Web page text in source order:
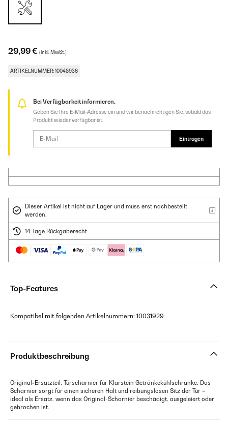
29,99 € (inkl. MwSt.)
ARTIKELNUMMER: 10048936
Bei Verfügbarkeit informieren.
Geben Sie Ihre E-Mail-Adresse ein und wir benachrichtigen Sie, sobald das
Produkt wieder verfügbar ist.
Eintragen
Dieser Artikel ist nicht auf Lager und muss erst nachbestellt
werden.
14 Tage Rückgaberecht
Top-Features
Kompatibel mit folgenden Artikelnummern: 10031929
Produktbeschreibung
Original-Ersatzteil: Türscharnier für Klarstein Getränkekühlschränke. Das
Scharnier sorgt für einen sicheren Halt und reibungslosen Sitz der Tür –
ideal als Ersatz, wenn das Original-Scharnier beschädigt, ausgeleiert oder
gebrochen ist.